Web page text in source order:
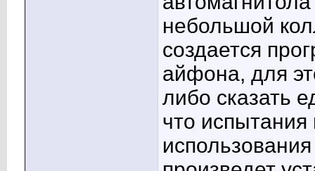
небольшой
создается
айфона, для
либо сказать
что